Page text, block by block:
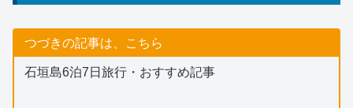
つづきの記事は、こちら
石垣島6泊7日旅行・おすすめ記事